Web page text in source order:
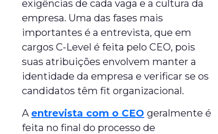
exigências de cada vaga e a cultura da
empresa. Uma das fases mais
importantes é a entrevista, que em
cargos C-Level é feita pelo CEO, pois
suas atribuições envolvem manter a
identidade da empresa e verificar se os
candidatos têm fit organizacional.
A entrevista com o CEO geralmente é
feita no final do processo de